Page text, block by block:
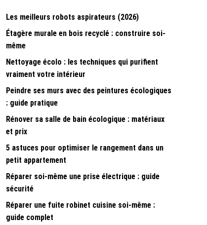
Les meilleurs robots aspirateurs (2026)
Étagère murale en bois recyclé : construire soi-
même
Nettoyage écolo : les techniques qui purifient
vraiment votre intérieur
Peindre ses murs avec des peintures écologiques
: guide pratique
Rénover sa salle de bain écologique : matériaux
et prix
5 astuces pour optimiser le rangement dans un
petit appartement
Réparer soi-même une prise électrique : guide
sécurité
Réparer une fuite robinet cuisine soi-même :
guide complet